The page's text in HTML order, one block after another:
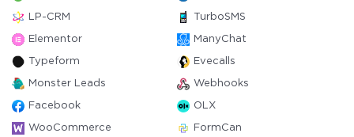
LP-CRM TurboSMS
Elementor ManyChat
Typeform Evecalls
Monster Leads Webhooks
Facebook OLX
WooCommerce FormCan